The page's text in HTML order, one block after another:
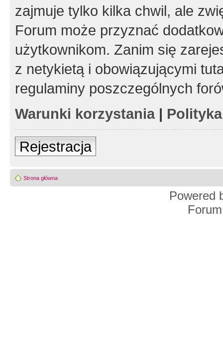
zajmuje tylko kilka chwil, ale
Forum może przyznać
użytkownikom. Zanim się
z netykietą i obowiązującymi
regulaminy poszczególnych
Warunki korzystania|
Rejestracja
Strona główna
Powered